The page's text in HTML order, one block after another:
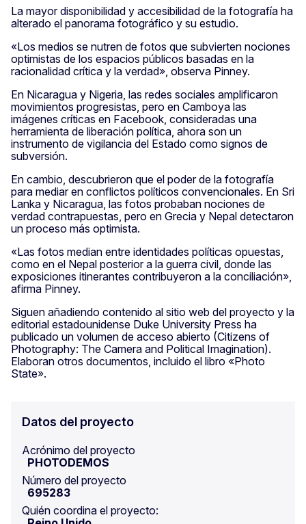
La mayor disponibilidad y accesibilidad de la fotografía ha
alterado el panorama fotográfico y su estudio.
«Los medios se nutren de fotos que subvierten nociones
optimistas de los espacios públicos basadas en la
racionalidad crítica y la verdad», observa Pinney.
En Nicaragua y Nigeria, las redes sociales amplificaron
movimientos progresistas, pero en Camboya las
imágenes críticas en Facebook, consideradas una
herramienta de liberación política, ahora son un
instrumento de vigilancia del Estado como signos de
subversión.
En cambio, descubrieron que el poder de la fotografía
para mediar en conflictos políticos convencionales. En Sri
Lanka y Nicaragua, las fotos probaban nociones de
verdad contrapuestas, pero en Grecia y Nepal detectaron
un proceso más optimista.
«Las fotos median entre identidades políticas opuestas,
como en el Nepal posterior a la guerra civil, donde las
exposiciones itinerantes contribuyeron a la conciliación»,
afirma Pinney.
Siguen añadiendo contenido al sitio web del proyecto y la
editorial estadounidense Duke University Press ha
publicado un volumen de acceso abierto (Citizens of
Photography: The Camera and Political Imagination).
Elaboran otros documentos, incluido el libro «Photo
State».
Datos del proyecto
Acrónimo del proyecto
PHOTODEMOS
Número del proyecto
695283
Quién coordina el proyecto: